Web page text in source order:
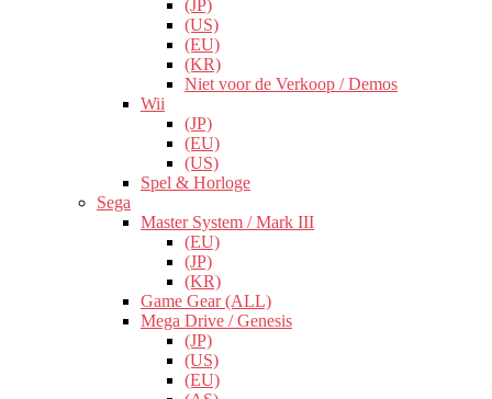
(JP)
(US)
(EU)
(KR)
Niet voor de Verkoop / Demos
Wii
(JP)
(EU)
(US)
Spel & Horloge
Sega
Master System / Mark III
(EU)
(JP)
(KR)
Game Gear (ALL)
Mega Drive / Genesis
(JP)
(US)
(EU)